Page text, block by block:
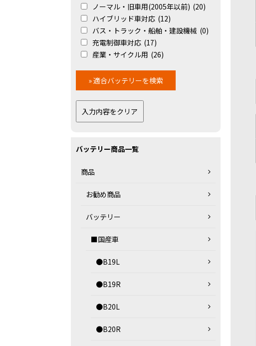
ノーマル・旧車用(2005年以前) (20)
ハイブリッド車対応 (12)
バス・トラック・船舶・建設機械 (0)
充電制御車対応 (17)
産業・サイクル用 (26)
バッテリー商品一覧
商品
お勧め商品
バッテリー
■国産車
●B19L
●B19R
●B20L
●B20R